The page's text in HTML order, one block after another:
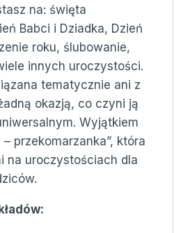
na: święta
Babci i Dziadka, Dzień
roku, ślubowanie,
innych uroczystości.
tematycznie ani z
okazją, co czyni ją
Wyjątkiem
przekomarzanka”, która
na uroczystościach dla